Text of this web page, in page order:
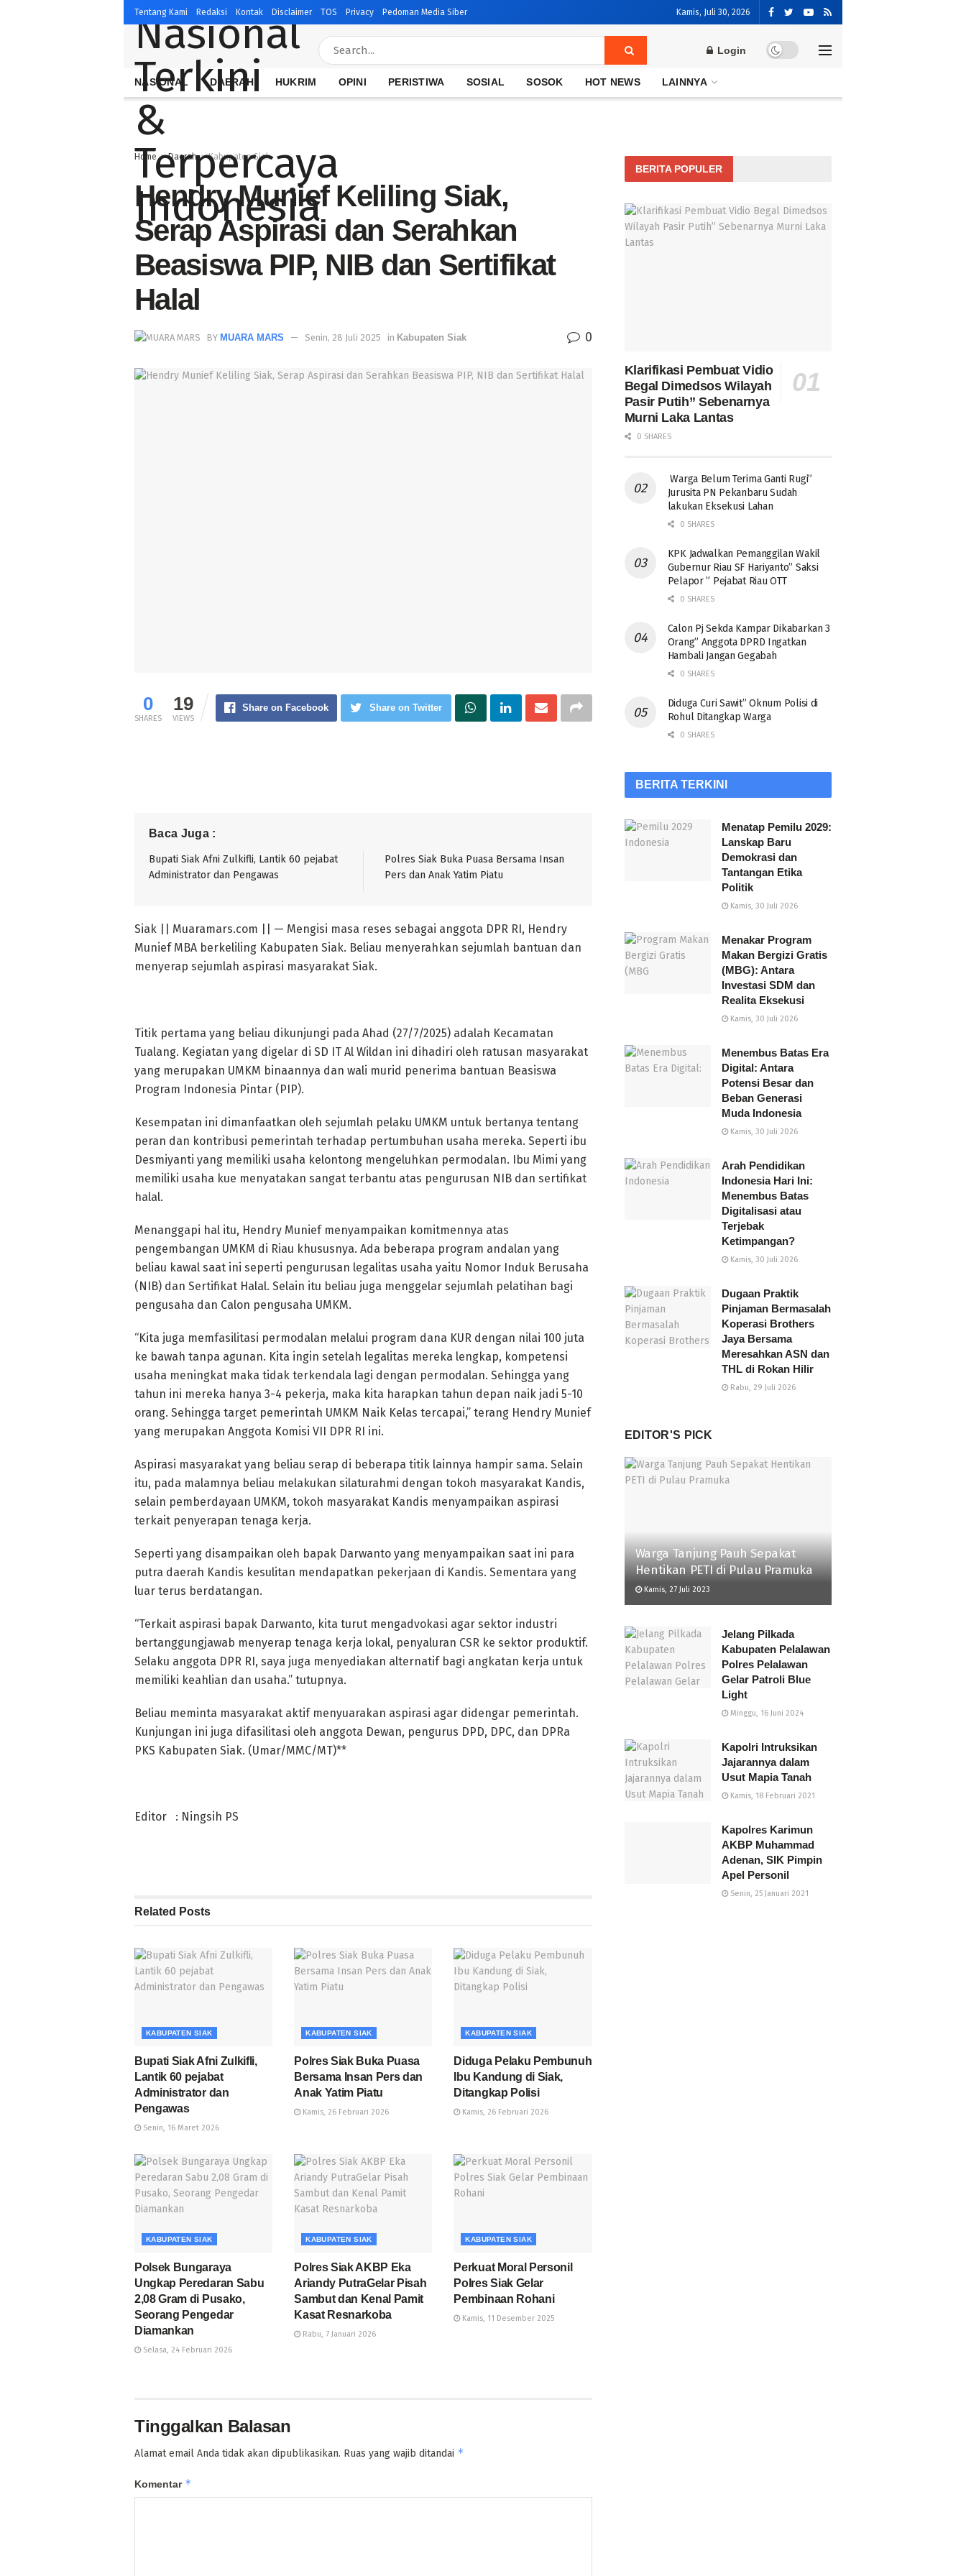
Tentang Kami Redaksi Kontak Disclaimer TOS Privacy Pedoman Media Siber Kamis, Juli 30, 2026
Login
NASIONAL DAERAH HUKRIM OPINI PERISTIWA SOSIAL SOSOK HOT NEWS LAINNYA
Home Daerah Kabupaten Siak
Hendry Munief Keliling Siak,
Serap Aspirasi dan Serahkan
Beasiswa PIP, NIB dan Sertifikat
Halal
BY MUARA MARS Senin, 28 Juli 2025 in Kabupaten Siak 0
0
SHARES
19
VIEWS
Share on Facebook Share on Twitter
Baca Juga :
Bupati Siak Afni Zulkifli, Lantik 60 pejabat
Administrator dan Pengawas
Polres Siak Buka Puasa Bersama Insan
Pers dan Anak Yatim Piatu
Siak || Muaramars.com || — Mengisi masa reses sebagai anggota DPR RI, Hendry
Munief MBA berkeliling Kabupaten Siak. Beliau menyerahkan sejumlah bantuan dan
menyerap sejumlah aspirasi masyarakat Siak.
Titik pertama yang beliau dikunjungi pada Ahad (27/7/2025) adalah Kecamatan
Tualang. Kegiatan yang digelar di SD IT Al Wildan ini dihadiri oleh ratusan masyarakat
yang merupakan UMKM binaannya dan wali murid penerima bantuan Beasiswa
Program Indonesia Pintar (PIP).
Kesempatan ini dimanfaatkan oleh sejumlah pelaku UMKM untuk bertanya tentang
peran dan kontribusi pemerintah terhadap pertumbuhan usaha mereka. Seperti ibu
Desmiyanti yang memiliki usaha kelontong mengeluhkan permodalan. Ibu Mimi yang
memiliki usaha kue menyatakan sangat terbantu atas pengurusan NIB dan sertifikat
halal.
Menanggapi hal itu, Hendry Munief menyampaikan komitmennya atas
pengembangan UMKM di Riau khususnya. Ada beberapa program andalan yang
beliau kawal saat ini seperti pengurusan legalitas usaha yaitu Nomor Induk Berusaha
(NIB) dan Sertifikat Halal. Selain itu beliau juga menggelar sejumlah pelatihan bagi
pengusaha dan Calon pengusaha UMKM.
“Kita juga memfasilitasi permodalan melalui program dana KUR dengan nilai 100 juta
ke bawah tanpa agunan. Kita ingin setelah legalitas mereka lengkap, kompetensi
usaha meningkat maka tidak terkendala lagi dengan permodalan. Sehingga yang
tahun ini mereka hanya 3-4 pekerja, maka kita harapkan tahun depan naik jadi 5-10
orang. Sehingga target pemerintah UMKM Naik Kelas tercapai,” terang Hendry Munief
yang merupakan Anggota Komisi VII DPR RI ini.
Aspirasi masyarakat yang beliau serap di beberapa titik lainnya hampir sama. Selain
itu, pada malamnya beliau melakukan silaturahmi dengan tokoh masyarakat Kandis,
selain pemberdayaan UMKM, tokoh masyarakat Kandis menyampaikan aspirasi
terkait penyerapan tenaga kerja.
Seperti yang disampaikan oleh bapak Darwanto yang menyampaikan saat ini para
putra daerah Kandis kesulitan mendapatkan pekerjaan di Kandis. Sementara yang
luar terus berdatangan.
“Terkait aspirasi bapak Darwanto, kita turut mengadvokasi agar sektor industri
bertanggungjawab menyerap tenaga kerja lokal, penyaluran CSR ke sektor produktif.
Selaku anggota DPR RI, saya juga menyediakan alternatif bagi angkatan kerja untuk
memiliki keahlian dan usaha.” tutupnya.
Beliau meminta masyarakat aktif menyuarakan aspirasi agar didengar pemerintah.
Kunjungan ini juga difasilitasi oleh anggota Dewan, pengurus DPD, DPC, dan DPRa
PKS Kabupaten Siak. (Umar/MMC/MT)**
Editor : Ningsih PS
Related Posts
KABUPATEN SIAK
Bupati Siak Afni Zulkifli,
Lantik 60 pejabat
Administrator dan
Pengawas
Senin, 16 Maret 2026
KABUPATEN SIAK
Polres Siak Buka Puasa
Bersama Insan Pers dan
Anak Yatim Piatu
Kamis, 26 Februari 2026
KABUPATEN SIAK
Diduga Pelaku Pembunuh
Ibu Kandung di Siak,
Ditangkap Polisi
Kamis, 26 Februari 2026
KABUPATEN SIAK
Polsek Bungaraya
Ungkap Peredaran Sabu
2,08 Gram di Pusako,
Seorang Pengedar
Diamankan
Selasa, 24 Februari 2026
KABUPATEN SIAK
Polres Siak AKBP Eka
Ariandy PutraGelar Pisah
Sambut dan Kenal Pamit
Kasat Resnarkoba
Rabu, 7 Januari 2026
KABUPATEN SIAK
Perkuat Moral Personil
Polres Siak Gelar
Pembinaan Rohani
Kamis, 11 Desember 2025
Tinggalkan Balasan
Alamat email Anda tidak akan dipublikasikan. Ruas yang wajib ditandai *
Komentar *
BERITA POPULER
Klarifikasi Pembuat Vidio
Begal Dimedsos Wilayah
Pasir Putih” Sebenarnya
Murni Laka Lantas
0 SHARES
Warga Belum Terima Ganti Rugi”
Jurusita PN Pekanbaru Sudah
lakukan Eksekusi Lahan
0 SHARES
KPK Jadwalkan Pemanggilan Wakil
Gubernur Riau SF Hariyanto” Saksi
Pelapor ” Pejabat Riau OTT
0 SHARES
Calon Pj Sekda Kampar Dikabarkan 3
Orang” Anggota DPRD Ingatkan
Hambali Jangan Gegabah
0 SHARES
Diduga Curi Sawit” Oknum Polisi di
Rohul Ditangkap Warga
0 SHARES
BERITA TERKINI
Menatap Pemilu 2029:
Lanskap Baru
Demokrasi dan
Tantangan Etika
Politik
Kamis, 30 Juli 2026
Menakar Program
Makan Bergizi Gratis
(MBG): Antara
Investasi SDM dan
Realita Eksekusi
Kamis, 30 Juli 2026
Menembus Batas Era
Digital: Antara
Potensi Besar dan
Beban Generasi
Muda Indonesia
Kamis, 30 Juli 2026
Arah Pendidikan
Indonesia Hari Ini:
Menembus Batas
Digitalisasi atau
Terjebak
Ketimpangan?
Kamis, 30 Juli 2026
Dugaan Praktik
Pinjaman Bermasalah
Koperasi Brothers
Jaya Bersama
Meresahkan ASN dan
THL di Rokan Hilir
Rabu, 29 Juli 2026
EDITOR'S PICK
Warga Tanjung Pauh Sepakat
Hentikan PETI di Pulau Pramuka
Kamis, 27 Juli 2023
Jelang Pilkada
Kabupaten Pelalawan
Polres Pelalawan
Gelar Patroli Blue
Light
Minggu, 16 Juni 2024
Kapolri Intruksikan
Jajarannya dalam
Usut Mapia Tanah
Kamis, 18 Februari 2021
Kapolres Karimun
AKBP Muhammad
Adenan, SIK Pimpin
Apel Personil
Senin, 25 Januari 2021